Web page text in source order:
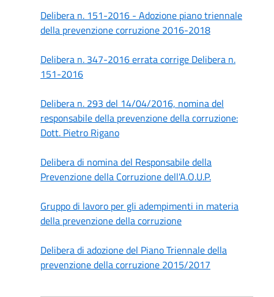
Delibera n. 151-2016 - Adozione piano triennale
della prevenzione corruzione 2016-2018
Delibera n. 347-2016 errata corrige Delibera n.
151-2016
Delibera n. 293 del 14/04/2016, nomina del
responsabile della prevenzione della corruzione:
Dott. Pietro Rigano
Delibera di nomina del Responsabile della
Prevenzione della Corruzione dell'A.O.U.P.
Gruppo di lavoro per gli adempimenti in materia
della prevenzione della corruzione
Delibera di adozione del Piano Triennale della
prevenzione della corruzione 2015/2017